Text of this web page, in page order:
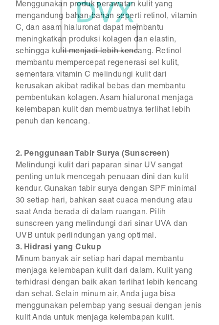
Menggunakan produk perawatan kulit yang
mengandung bahan-bahan seperti retinol, vitamin
C, dan asam hialuronat dapat membantu
meningkatkan produksi kolagen dan elastin,
sehingga kulit menjadi lebih kencang. Retinol
membantu mempercepat regenerasi sel kulit,
sementara vitamin C melindungi kulit dari
kerusakan akibat radikal bebas dan membantu
pembentukan kolagen. Asam hialuronat menjaga
kelembapan kulit dan membuatnya terlihat lebih
penuh dan kencang.
2. Penggunaan Tabir Surya (Sunscreen)
Melindungi kulit dari paparan sinar UV sangat
penting untuk mencegah penuaan dini dan kulit
kendur. Gunakan tabir surya dengan SPF minimal
30 setiap hari, bahkan saat cuaca mendung atau
saat Anda berada di dalam ruangan. Pilih
sunscreen yang melindungi dari sinar UVA dan
UVB untuk perlindungan yang optimal.
3. Hidrasi yang Cukup
Minum banyak air setiap hari dapat membantu
menjaga kelembapan kulit dari dalam. Kulit yang
terhidrasi dengan baik akan terlihat lebih kencang
dan sehat. Selain minum air, Anda juga bisa
menggunakan pelembap yang sesuai dengan jenis
kulit Anda untuk menjaga kelembapan kulit.